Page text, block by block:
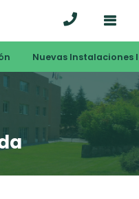
Nuevas Instalaciones